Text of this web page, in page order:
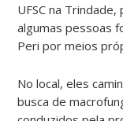
UFSC na
algumas pessoas
Peri por meios
No local, eles
busca de